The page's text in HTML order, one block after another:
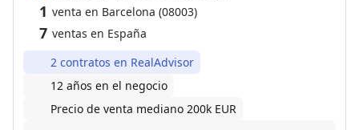
1 venta en Barcelona (08003)
7 ventas en España
2 contratos en RealAdvisor
12 años en el negocio
Precio de venta mediano 200k EUR